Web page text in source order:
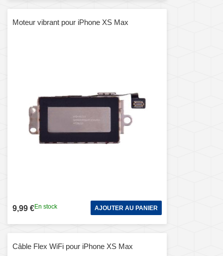
Moteur vibrant pour iPhone XS Max
9,99 €En stock AJOUTER AU PANIER
Câble Flex WiFi pour iPhone XS Max